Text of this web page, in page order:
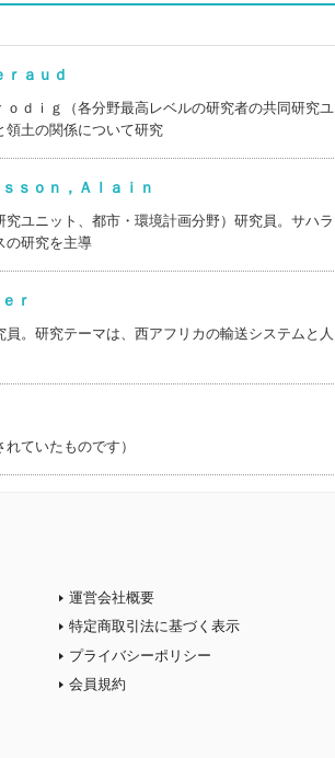
ａｕｄ
ｄｉｇ（各分野最高レベルの研究者の共同研究ユ
領土の関係について研究
ｓｏｎ，Ａｌａｉｎ
ユニット、都市・環境計画分野）研究員。サハラ
の研究を主導
ｒ
。研究テーマは、西アフリカの輸送システムと人
ていたものです）
運営会社概要
特定商取引法に基づく表示
プライバシーポリシー
会員規約